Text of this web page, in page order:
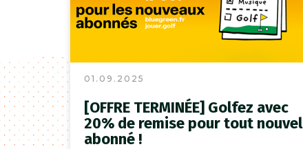
01.09.2025
[OFFRE TERMINÉE] Golfez avec
20% de remise pour tout nouvel
abonné !